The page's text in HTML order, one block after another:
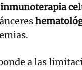
a las